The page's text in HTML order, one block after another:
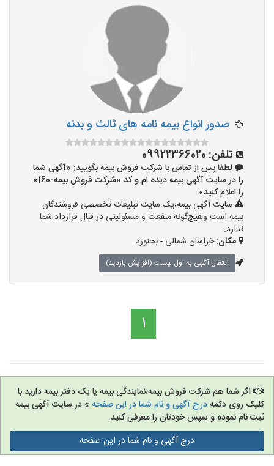
صدور انواع بیمه نامه های ثالث و بدنه
تلفن: 09922366020
لطفا پس از تماس با شرکت فروش بیمه بگویید: «آگهی شما
را در سایت آگهی بیمه دیده ام و کد «شرکت فروش بیمه-160»
را اعلام کنید»
سایت آگهی بیمه،یک سایت تبلیغات تخصصی فروشندگان
بیمه است وهیچ‌گونه منفعت و مسئولیتی در قبال قرارداد شما
ندارد.
مکان:خراسان شمالی - بجنورد
انتقال آگهی به اول لیست (افزایش بازدید)
1
اگر شما هم شرکت فروش بیمه،نمایندگی بیمه یا یک دفتر بیمه دارید با
کلیک روی دکمهدرج آگهی و نام شما در این صفحه » در سایت آگهی بیمه
ثبت نام نموده و سپس خودتان را معرفی کنید.
درج آگهی و نام شما در این صفحه